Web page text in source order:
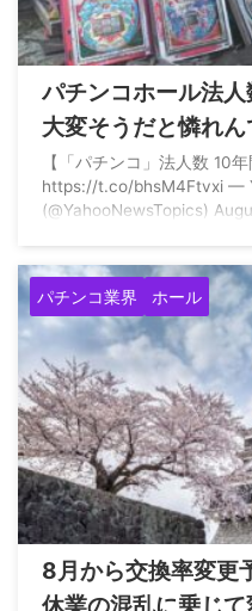
パチンコホール法
大変そうだと憐れ
【「パチンコ」法人数 10年
https://t.co/bhsM4Ftvxi —
(@YahooNewsTopics)
パチンコ業界 ホール
8月から交換率変更